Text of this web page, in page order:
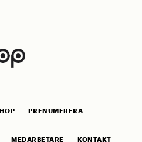
PRENUMERERA
MEDARBETARE KONTAKT